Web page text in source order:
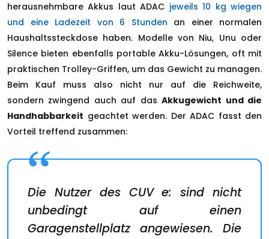
herausnehmbare Akkus laut ADAC jeweils 10 kg wiegen
und eine Ladezeit von 6 Stunden an einer normalen
Haushaltssteckdose haben. Modelle von Niu, Unu oder
Silence bieten ebenfalls portable Akku-Lösungen, oft mit
praktischen Trolley-Griffen, um das Gewicht zu managen.
Beim Kauf muss also nicht nur auf die Reichweite,
sondern zwingend auch auf dasAkkugewicht und die
Handhabbarkeit geachtet werden. Der ADAC fasst den
Vorteil treffend zusammen:
Die Nutzer des CUV e: sind nicht
unbedingt auf einen
Garagenstellplatz angewiesen. Die